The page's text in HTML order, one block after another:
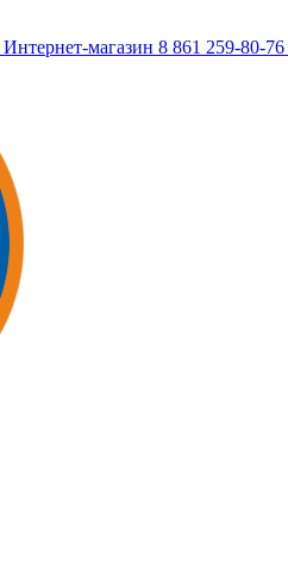
Интернет-магазин 8 861 259-80-76